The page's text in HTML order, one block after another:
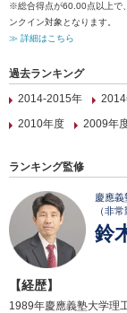
※総合得点が60.00点以上で
ンクイン対象となります。
≫ 詳細はこちら
過去ランキング
2014-2015年
2010年度
2009年
ランキング監修
慶應
（非常
鈴
【経歴】
1989年慶應義塾大学理